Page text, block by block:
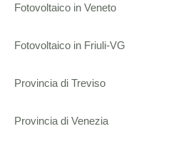
Fotovoltaico in Veneto
Fotovoltaico in Friuli-VG
Provincia di Treviso
Provincia di Venezia